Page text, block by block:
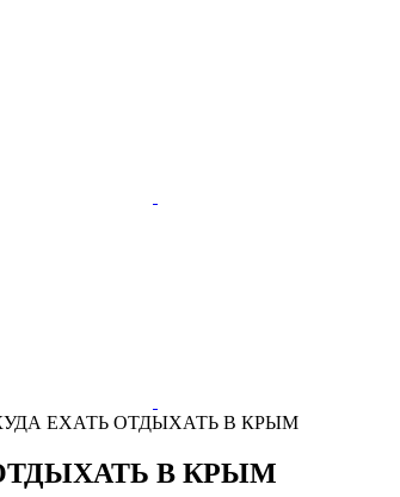
ЕХАТЬ ОТДЫХАТЬ В КРЫМ
В КРЫМ